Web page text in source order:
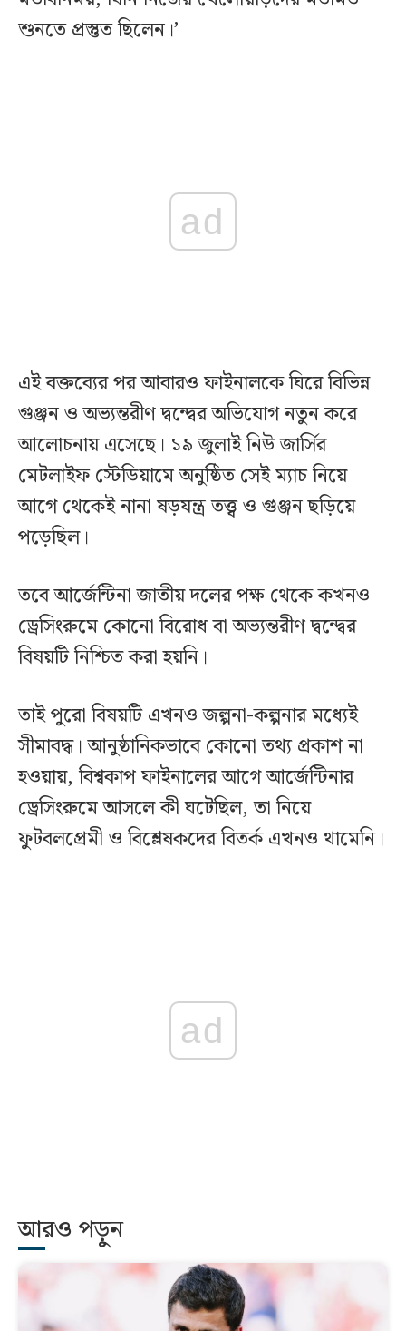
শুনতে প্রস্তুত ছিলেন।’
ad
এই বক্তব্যের পর আবারও ফাইনালকে ঘিরে বিভিন্ন
গুঞ্জন ও অভ্যন্তরীণ দ্বন্দ্বের অভিযোগ নতুন করে
আলোচনায় এসেছে। ১৯ জুলাই নিউ জার্সির
মেটলাইফ স্টেডিয়ামে অনুষ্ঠিত সেই ম্যাচ নিয়ে
আগে থেকেই নানা ষড়যন্ত্র তত্ত্ব ও গুঞ্জন ছড়িয়ে
পড়েছিল।
তবে আর্জেন্টিনা জাতীয় দলের পক্ষ থেকে কখনও
ড্রেসিংরুমে কোনো বিরোধ বা অভ্যন্তরীণ দ্বন্দ্বের
বিষয়টি নিশ্চিত করা হয়নি।
তাই পুরো বিষয়টি এখনও জল্পনা-কল্পনার মধ্যেই
সীমাবদ্ধ। আনুষ্ঠানিকভাবে কোনো তথ্য প্রকাশ না
হওয়ায়, বিশ্বকাপ ফাইনালের আগে আর্জেন্টিনার
ড্রেসিংরুমে আসলে কী ঘটেছিল, তা নিয়ে
ফুটবলপ্রেমী ও বিশ্লেষকদের বিতর্ক এখনও থামেনি।
ad
আরও পড়ুন